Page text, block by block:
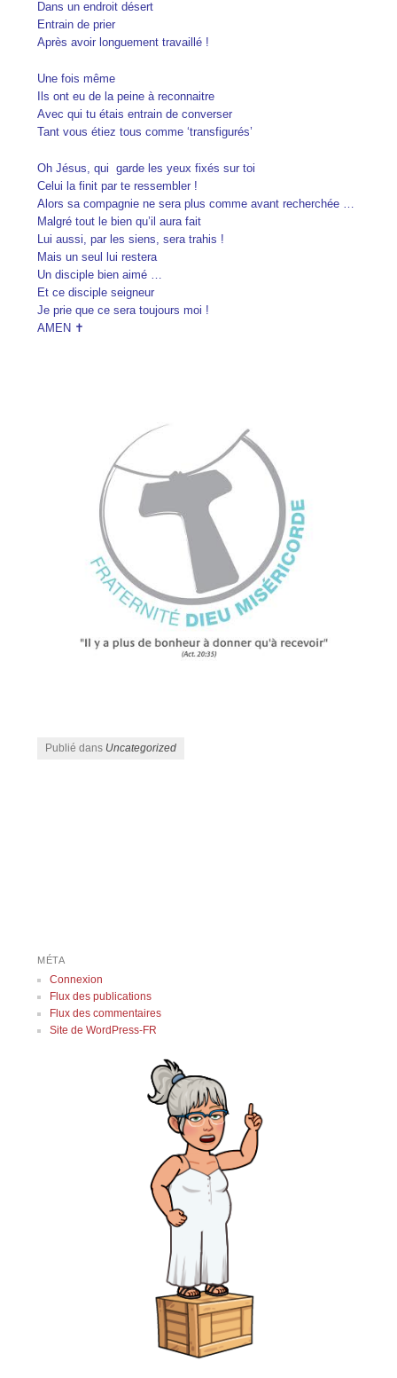
Dans un endroit désert
Entrain de prier
Après avoir longuement travaillé !
Une fois même
Ils ont eu de la peine à reconnaitre
Avec qui tu étais entrain de converser
Tant vous étiez tous comme ‘transfigurés’
Oh Jésus, qui garde les yeux fixés sur toi
Celui la finit par te ressembler !
Alors sa compagnie ne sera plus comme avant recherchée …
Malgré tout le bien qu’il aura fait
Lui aussi, par les siens, sera trahis !
Mais un seul lui restera
Un disciple bien aimé …
Et ce disciple seigneur
Je prie que ce sera toujours moi !
AMEN ✝
Publié dans Uncategorized
MÉTA
Connexion
Flux des publications
Flux des commentaires
Site de WordPress-FR